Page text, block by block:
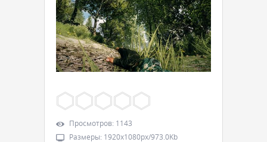
Просмотров: 1143
Размеры: 1920x1080px/973.0Kb